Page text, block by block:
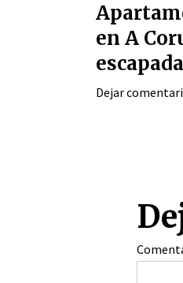
en A
Dejar